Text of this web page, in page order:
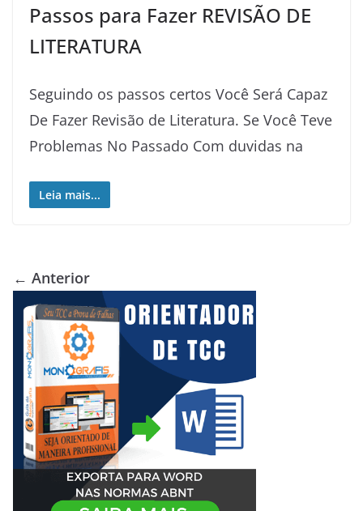
Passos para Fazer REVISÃO DE
LITERATURA
Seguindo os passos certos Você Será Capaz
De Fazer Revisão de Literatura. Se Você Teve
Problemas No Passado Com duvidas na
Leia mais...
← Anterior